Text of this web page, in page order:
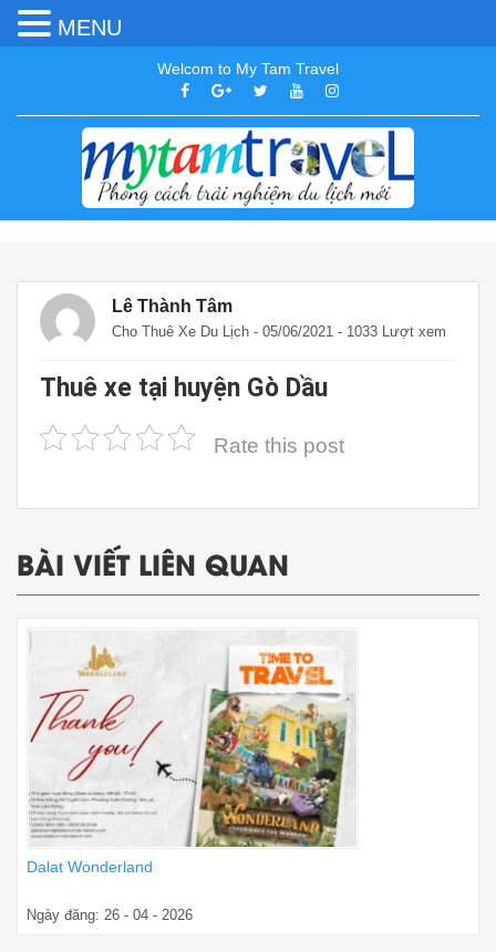
Welcom to My Tam Travel
Lê Thành Tâm
Cho Thuê Xe Du Lịch - 05/06/2021 - 1033 Lượt xem
Thuê xe tại huyện Gò Dầu
Rate this post
BÀI VIẾT LIÊN QUAN
Dalat Wonderland
Ngày đăng: 26 - 04 - 2026
MENU